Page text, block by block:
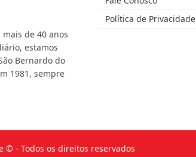
mais de 40 anos
estamos
Bernardo do
1981, sempre
Política de Privacidade
© - Todos os direitos reservados